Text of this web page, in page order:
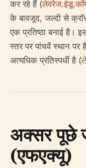
कर रहे हैं (
के बावजूद, जल्दी से
एक प्रतिष्ठा बनाई है।
स्तर पर पांचवें स्थान पर
अत्यधिक प्रतिस्पर्धी है (
अक्सर पूछे
(एफएक्यू)